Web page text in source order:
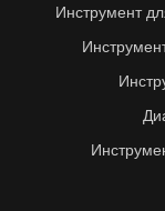
Инструмент